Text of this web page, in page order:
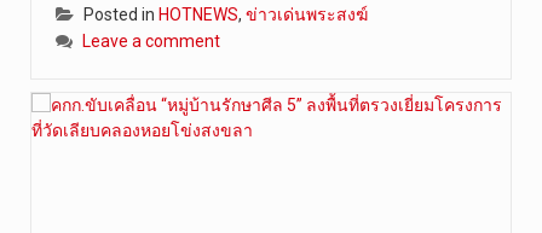
Posted in HOTNEWS, ข่าวเด่นพระสงฆ์
Leave a comment